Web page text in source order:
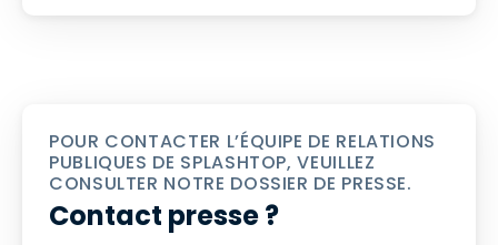
POUR CONTACTER L’ÉQUIPE DE RELATIONS
PUBLIQUES DE SPLASHTOP, VEUILLEZ
CONSULTER NOTRE DOSSIER DE PRESSE.
Contact presse ?